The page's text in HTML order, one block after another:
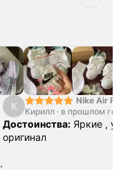
К
Nike Air
Yellow
Кирилл · в прошлом
Достоинства: Яркие ,
оригинал